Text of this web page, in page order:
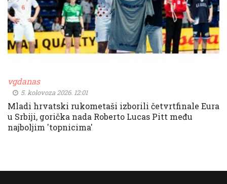
vgdanas
5. kolovoza 2026. 12:01
Mladi hrvatski rukometaši izborili četvrtfinale Eura
u Srbiji, gorička nada Roberto Lucas Pitt među
najboljim 'topnicima'